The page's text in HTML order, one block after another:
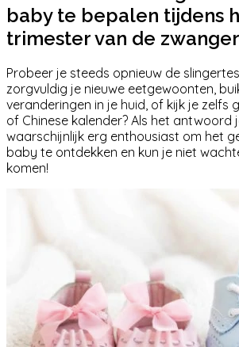
baby te bepalen tijdens
trimester van de
Probeer je steeds opnieuw de
zorgvuldig je nieuwe eetgewoonten,
veranderingen in je huid, of kijk je zelfs
of Chinese kalender? Als het antwoord
waarschijnlijk erg enthousiast om het
baby te ontdekken en kun je niet
komen!